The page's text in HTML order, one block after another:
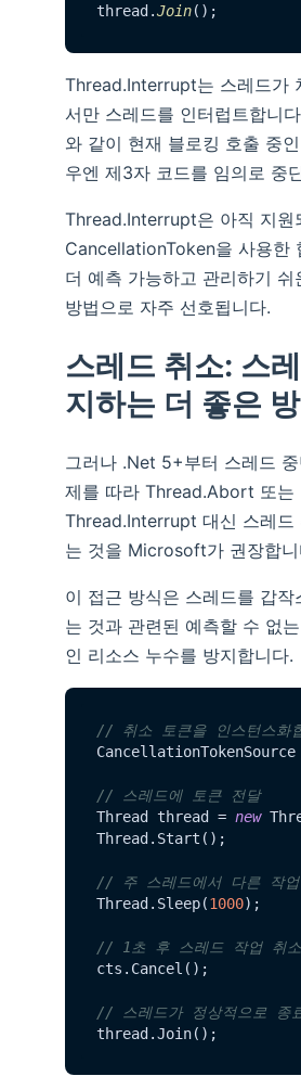
thread.Join
Thread.Interrupt는 스레드가
서만 스레드를 인터럽트합니
와 같이 현재 블로킹 호출 중
우엔 제3자 코드를 임의로 중
Thread.Interrupt은 아직 지원
CancellationToken을 사용한
더 예측 가능하고 관리하기 쉬
방법으로 자주 선호됩니다.
스레드 취소: 스
지하는 더 좋은
그러나 .Net 5+부터 스레드
제를 따라 Thread.Abort 또는
Thread.Interrupt 대신 스레드
는 것을 Microsoft가 권장합니
이 접근 방식은 스레드를 갑작
는 것과 관련된 예측할 수 없
인 리소스 누수를 방지합니다.
// 취소 토큰을 인스턴스화
// 스레드에 토큰 전달
Thread thread = new
Thread.Start();
// 주 스레드에서 다른 작업
Thread.Sleep(1000);
// 1초 후 스레드 작업 취소
cts.Cancel();
// 스레드가 정상적으로 종